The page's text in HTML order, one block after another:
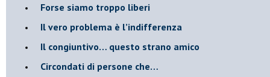
​Forse siamo troppo liberi
​Il vero problema è l’indifferenza
​Il congiuntivo… questo strano amico
​Circondati di persone che…